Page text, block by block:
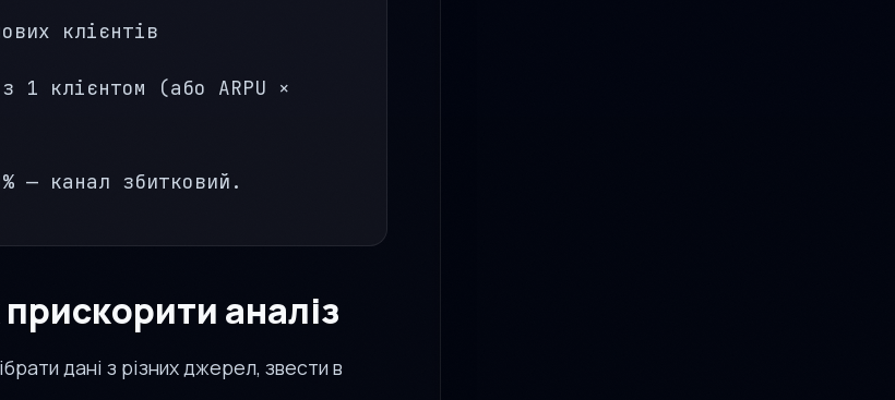
клієнтів
1 клієнтом (або ARPU ×
— канал збитковий.
аналіз
дані з різних джерел, звести в